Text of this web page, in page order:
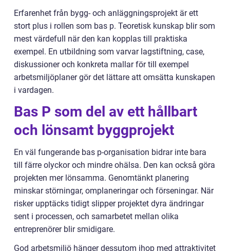
Erfarenhet från bygg- och anläggningsprojekt är ett
stort plus i rollen som bas p. Teoretisk kunskap blir som
mest värdefull när den kan kopplas till praktiska
exempel. En utbildning som varvar lagstiftning, case,
diskussioner och konkreta mallar för till exempel
arbetsmiljöplaner gör det lättare att omsätta kunskapen
i vardagen.
Bas P som del av ett hållbart
och lönsamt byggprojekt
En väl fungerande bas p-organisation bidrar inte bara
till färre olyckor och mindre ohälsa. Den kan också göra
projekten mer lönsamma. Genomtänkt planering
minskar störningar, omplaneringar och förseningar. När
risker upptäcks tidigt slipper projektet dyra ändringar
sent i processen, och samarbetet mellan olika
entreprenörer blir smidigare.
God arbetsmiljö hänger dessutom ihop med attraktivitet